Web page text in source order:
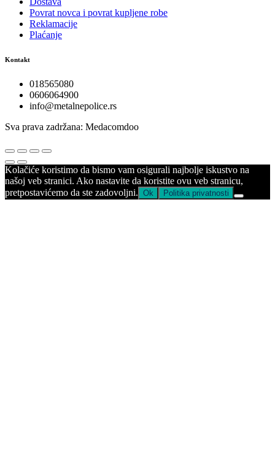
Povrat novca i povrat kupljene robe
Reklamacije
Plaćanje
Kontakt
018565080
0606064900
info@metalnepolice.rs
Sva prava zadržana: Medacomdoo
Kolačiće koristimo da bismo vam osigurali najbolje iskustvo na
našoj veb stranici. Ako nastavite da koristite ovu veb stranicu,
pretpostavićemo da ste zadovoljni. Ok Politika privatnosti